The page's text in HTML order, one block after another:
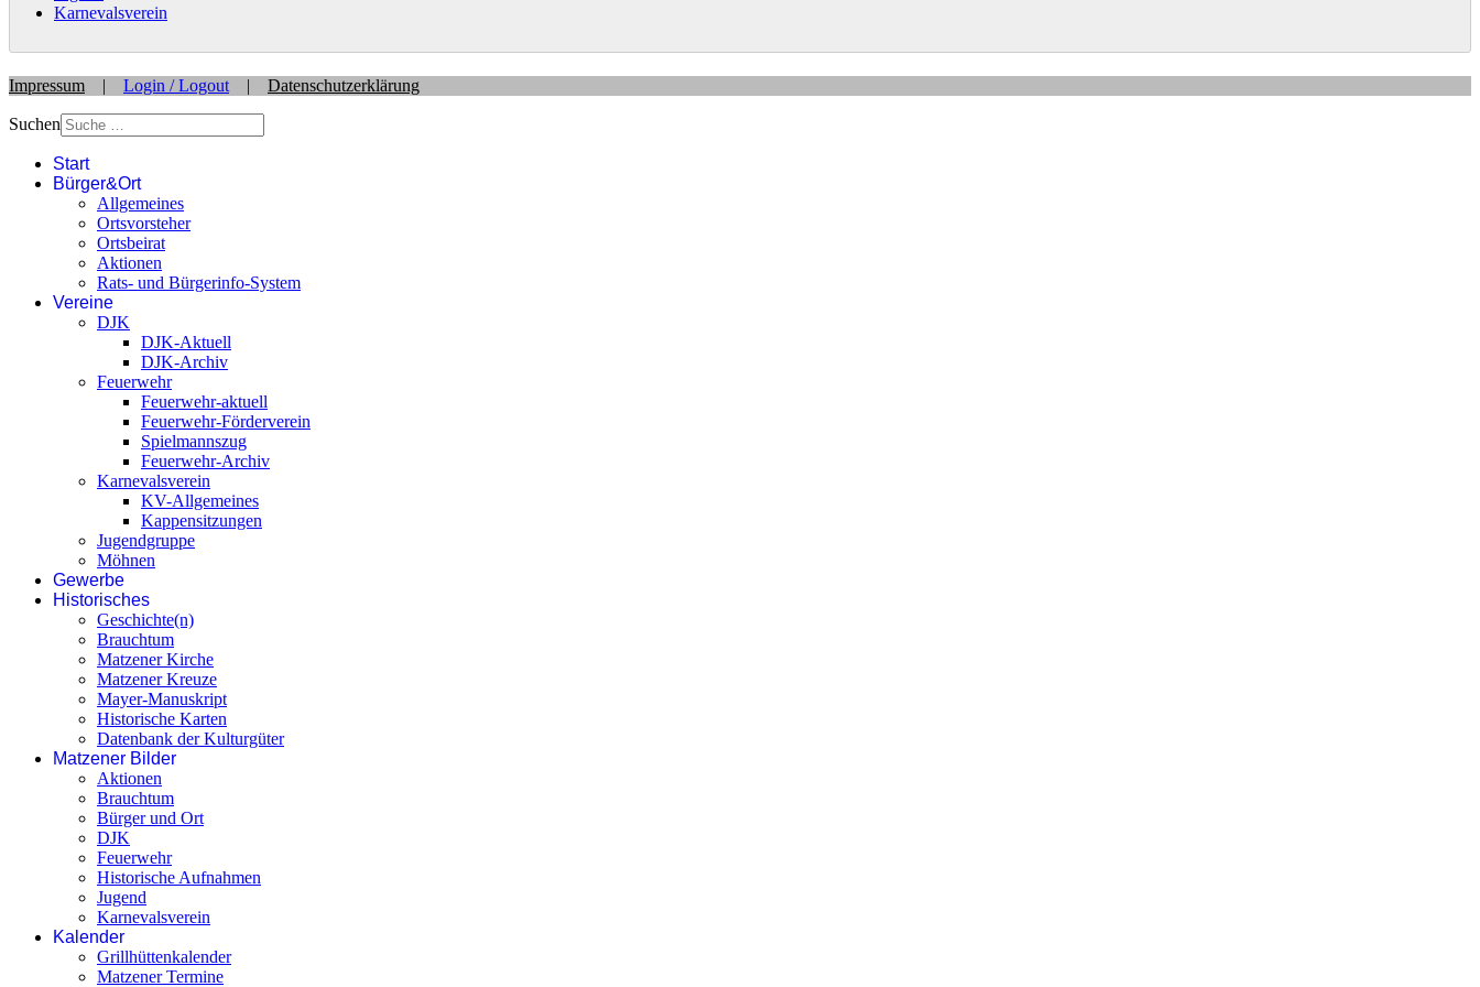
Karnevalsverein
Impressum | Login / Logout | Datenschutzerklärung
Suchen
Start
Bürger&Ort
Allgemeines
Ortsvorsteher
Ortsbeirat
Aktionen
Rats- und Bürgerinfo-System
Vereine
DJK
DJK-Aktuell
DJK-Archiv
Feuerwehr
Feuerwehr-aktuell
Feuerwehr-Förderverein
Spielmannszug
Feuerwehr-Archiv
Karnevalsverein
KV-Allgemeines
Kappensitzungen
Jugendgruppe
Möhnen
Gewerbe
Historisches
Geschichte(n)
Brauchtum
Matzener Kirche
Matzener Kreuze
Mayer-Manuskript
Historische Karten
Datenbank der Kulturgüter
Matzener Bilder
Aktionen
Brauchtum
Bürger und Ort
DJK
Feuerwehr
Historische Aufnahmen
Jugend
Karnevalsverein
Kalender
Grillhüttenkalender
Matzener Termine